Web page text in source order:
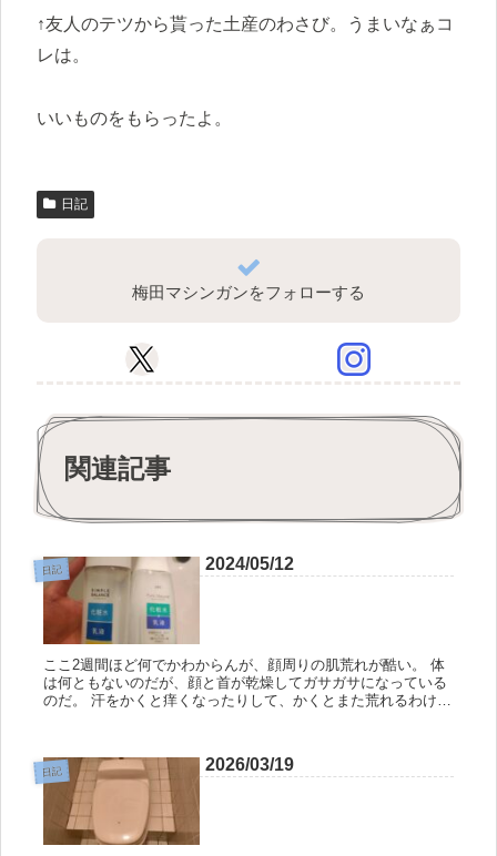
↑友人のテツから貰った土産のわさび。うまいなぁコ
レは。
いいものをもらったよ。
日記
梅田マシンガンをフォローする
関連記事
日記 2024/05/12
ここ2週間ほど何でかわからんが、顔周りの肌荒れが酷い。 体
は何ともないのだが、顔と首が乾燥してガサガサになっている
のだ。 汗をかくと痒くなったりして、かくとまた荒れるわけで
日記 2026/03/19